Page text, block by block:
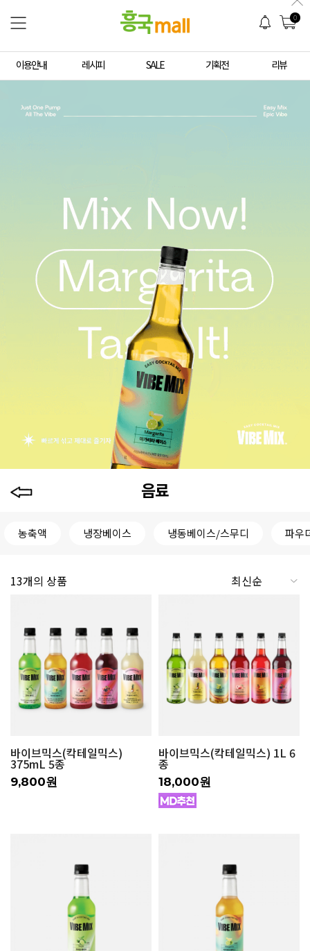
0
이용안내 레시피 SALE 기획전 리뷰
음료
농축액 냉장베이스 냉동베이스/스무디 파우
13개의 상품
바이브믹스(칵테일믹스)
375mL 5종
9,800원
바이브믹스(칵테일믹스) 1L 6
종
18,000원